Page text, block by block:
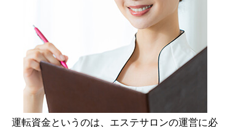
運転資金というのは、エステサロンの運営に必